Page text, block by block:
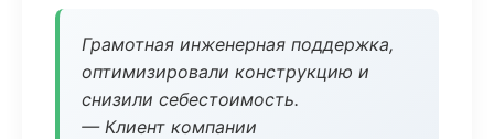
Грамотная инженерная поддержка,
оптимизировали конструкцию и
снизили себестоимость.
— Клиент компании